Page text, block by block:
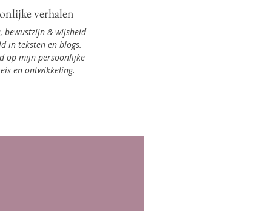
verhalen
bewustzijn & wijsheid
in teksten en blogs.
op mijn persoonlijke
en ontwikkeling.